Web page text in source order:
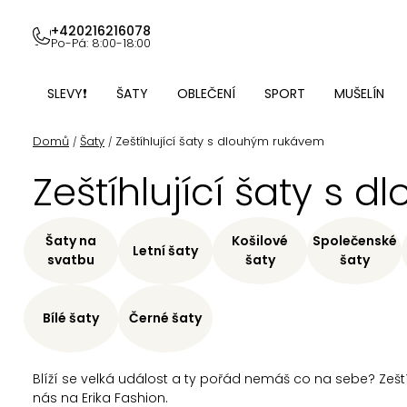
obsah
+420216216078
Po-Pá: 8:00-18:00
SLEVY❗ ŠATY OBLEČENÍ SPORT MUŠELÍN
Domů / Šaty / Zeštíhlující šaty s dlouhým rukávem
Zeštíhlující šaty s
Blíží se velká událost a ty pořád nemáš co na sebe?
nás na Erika Fashion.
Šaty na
svatbu
Letní šaty
Košilové
šaty
Společenské
šaty
Bílé šaty Černé šaty